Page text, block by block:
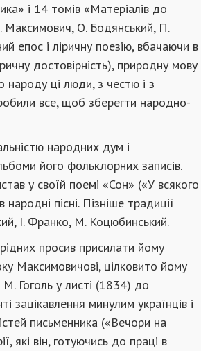
і 14 томів «Матеріалів до
Максимович, О. Бодянський, П.
епос і ліричну поезію, вбачаючи в
достовірність), природну мову
народу ці люди, з честю і з
все, щоб зберегти народно-
народних дум і
його фольклорних записів.
у своїй поемі «Сон» («У всякого
пісні. Пізніше традиції
І. Франко, М. Коцюбинський.
просив присилати йому
Максимовичові, цілковито йому
Гоголь у листі (1834) до
зацікавлення минулим українців і
письменника («Вечори на
які він, готуючись до праці в